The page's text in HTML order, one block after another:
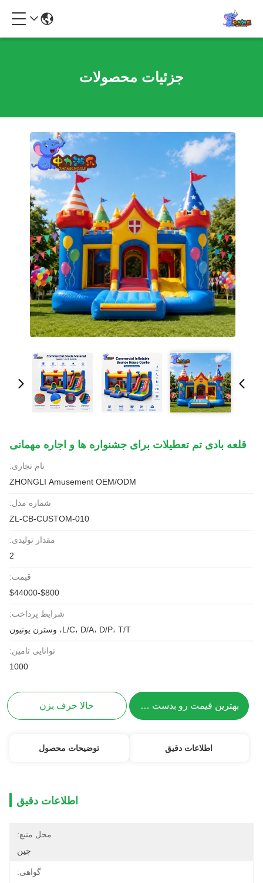
جزئیات محصولات
قلعه بادی تم تعطیلات برای جشنواره ها و اجاره مهمانی
نام تجاری:
ZHONGLI Amusement OEM/ODM
شماره مدل:
ZL-CB-CUSTOM-010
مقدار تولیدی:
2
قیمت:
$800-$44000
شرایط پرداخت:
L/C، D/A، D/P، T/T، وسترن یونیون
توانایی تامین:
1000
بهترین قیمت رو بدست بیار حالا حرف بزن
اطلاعات دقیق توضیحات محصول
اطلاعات دقیق
محل منبع:
چین
گواهی: